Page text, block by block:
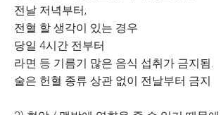
전날 저녁부터,
전혈 할 생각이 있는 경우
당일 4시간 전부터
라면 등 기름기 많은 음식 섭취가 금지됨.
술은 헌혈 종류 상관 없이 전날부터 금지